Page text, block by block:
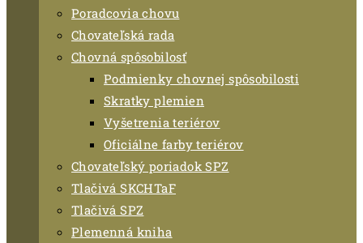
Poradcovia chovu
Chovateľská rada
Chovná spôsobilosť
Podmienky chovnej spôsobilosti
Skratky plemien
Vyšetrenia teriérov
Oficiálne farby teriérov
Chovateľský poriadok SPZ
Tlačivá SKCHTaF
Tlačivá SPZ
Plemenná kniha